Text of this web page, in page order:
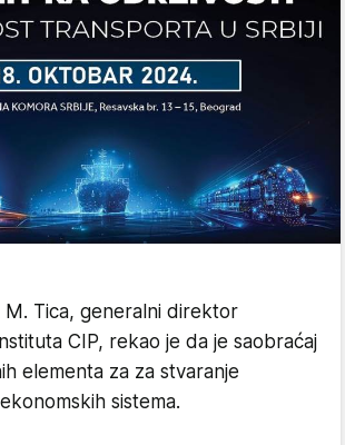
M. Tica, generalni direktor
CIP, rekao je da je saobraćaj
elementa za za stvaranje
sistema.